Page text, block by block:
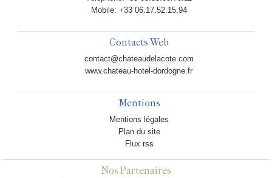
Mobile: +33 06.17.52.15.94
Contacts Web
contact@chateaudelacote.com
www.chateau-hotel-dordogne.fr
Mentions
Mentions légales
Plan du site
Flux rss
Nos Partenaires